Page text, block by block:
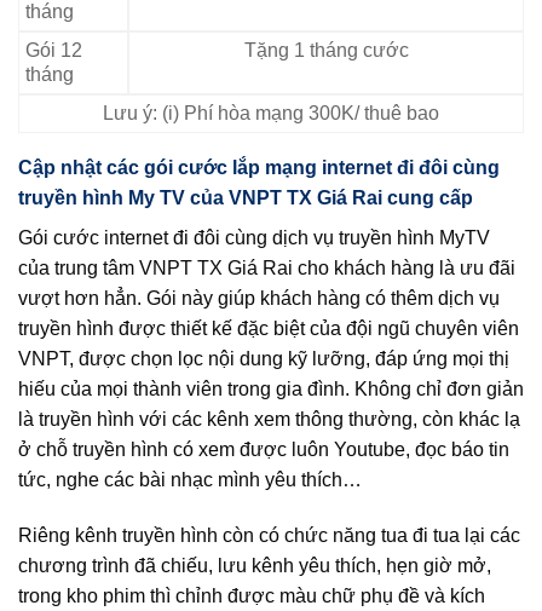
tháng
Gói 12
tháng
Tặng 1 tháng cước
Lưu ý: (i) Phí hòa mạng 300K/ thuê bao
Cập nhật các gói cước lắp mạng internet đi đôi cùng
truyền hình My TV của VNPT TX Giá Rai cung cấp
Gói cước internet đi đôi cùng dịch vụ truyền hình MyTV
của trung tâm VNPT TX Giá Rai cho khách hàng là ưu đãi
vượt hơn hẳn. Gói này giúp khách hàng có thêm dịch vụ
truyền hình được thiết kế đặc biệt của đội ngũ chuyên viên
VNPT, được chọn lọc nội dung kỹ lưỡng, đáp ứng mọi thị
hiếu của mọi thành viên trong gia đình. Không chỉ đơn giản
là truyền hình với các kênh xem thông thường, còn khác lạ
ở chỗ truyền hình có xem được luôn Youtube, đọc báo tin
tức, nghe các bài nhạc mình yêu thích…
Riêng kênh truyền hình còn có chức năng tua đi tua lại các
chương trình đã chiếu, lưu kênh yêu thích, hẹn giờ mở,
trong kho phim thì chỉnh được màu chữ phụ đề và kích